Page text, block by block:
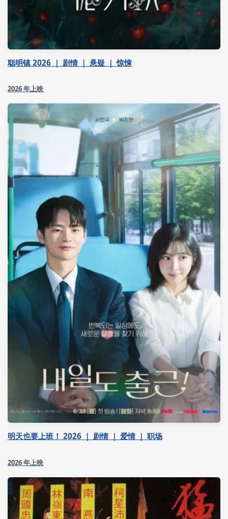
聪明镇 2026 ｜ 剧情 ｜ 悬疑 ｜ 惊悚
2026 年上映
明天也要上班！ 2026 ｜ 剧情 ｜ 爱情 ｜ 职场
2026 年上映